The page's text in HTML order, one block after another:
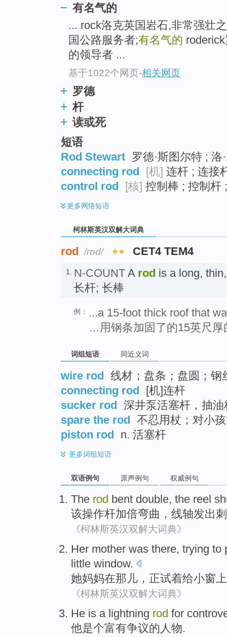
有名气的
... rock洛克英国岩石,非常强壮
国公路服务者;有名气的
的领导者 ...
基于1022个网页-相关网页
罗德
杆
读或死
短语
Rod Stewart 罗德·斯图尔特 ; 洛
connecting rod [机] 连杆 ; 连接
control rod [核] 控制棒 ; 控制杆
更多网络短语
柯林斯英汉双解大词典
rod /rɒd/ CET4 TEM4
1. N-COUNT A rod is a long,
长杆; 长棒
例：
...a 15-foot thick roof that
…用钢条加固了的15英尺厚
词组短语 同近义词
wire rod 线材；盘条；盘圆；钢
connecting rod [机]连杆
sucker rod 深井泵活塞杆，抽油
spare the rod 不忍用杖；对小
piston rod n. 活塞杆
更多词组短语
双语例句 原声例句 权威例句
The rod bent double, the reel
该操作杆加倍弯曲 ， 线轴发出
《柯林斯英汉双解大词典》
Her mother was there, trying to
little window.
她妈妈在那儿 ， 正试着给小窗上
《柯林斯英汉双解大词典》
He is a lightning rod for
他是个富有争议的人物.